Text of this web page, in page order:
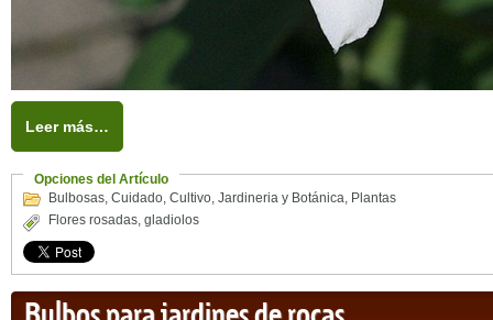
Leer más…
Opciones del Artículo
Bulbosas, Cuidado, Cultivo, Jardineria y Botánica, Plantas
Flores rosadas, gladiolos